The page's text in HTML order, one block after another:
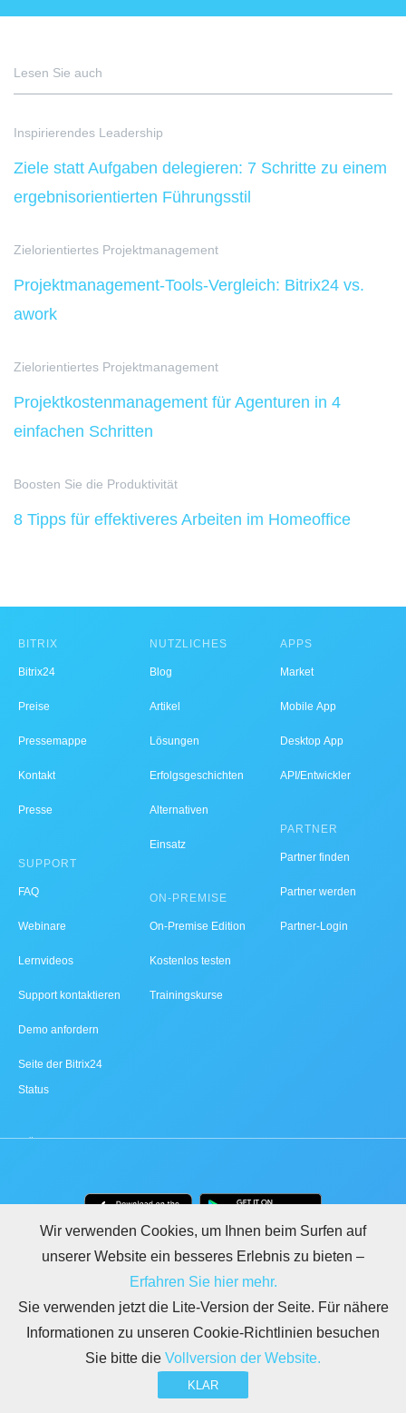
Lesen Sie auch
Inspirierendes Leadership
Ziele statt Aufgaben delegieren: 7 Schritte zu einem
ergebnisorientierten Führungsstil
Zielorientiertes Projektmanagement
Projektmanagement-Tools-Vergleich: Bitrix24 vs.
awork
Zielorientiertes Projektmanagement
Projektkostenmanagement für Agenturen in 4
einfachen Schritten
Boosten Sie die Produktivität
8 Tipps für effektiveres Arbeiten im Homeoffice
BITRIX
Bitrix24
Preise
Pressemappe
Kontakt
Presse
SUPPORT
FAQ
Webinare
Lernvideos
Support kontaktieren
Demo anfordern
Seite der Bitrix24
Status
NÜTZLICHES
Blog
Artikel
Lösungen
Erfolgsgeschichten
Alternativen
Einsatz
ON-PREMISE
On-Premise Edition
Kostenlos testen
Trainingskurse
APPS
Market
Mobile App
Desktop App
API/Entwickler
PARTNER
Partner finden
Partner werden
Partner-Login
Wir verwenden Cookies, um Ihnen beim Surfen auf
unserer Website ein besseres Erlebnis zu bieten –
Erfahren Sie hier mehr.
Sie verwenden jetzt die Lite-Version der Seite. Für nähere
Informationen zu unseren Cookie-Richtlinien besuchen
Sie bitte die Vollversion der Website.
KLAR